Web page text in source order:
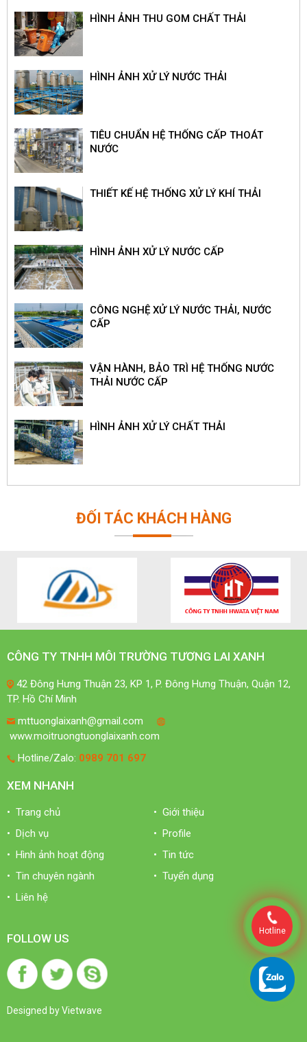
HÌNH ẢNH THU GOM CHẤT THẢI
HÌNH ẢNH XỬ LÝ NƯỚC THẢI
TIÊU CHUẨN HỆ THỐNG CẤP THOÁT
NƯỚC
THIẾT KẾ HỆ THỐNG XỬ LÝ KHÍ THẢI
HÌNH ẢNH XỬ LÝ NƯỚC CẤP
CÔNG NGHỆ XỬ LÝ NƯỚC THẢI, NƯỚC
CẤP
VẬN HÀNH, BẢO TRÌ HỆ THỐNG NƯỚC
THẢI NƯỚC CẤP
HÌNH ẢNH XỬ LÝ CHẤT THẢI
ĐỐI TÁC KHÁCH HÀNG
CÔNG TY TNHH MÔI TRƯỜNG TƯƠNG LAI XANH
42 Đông Hưng Thuận 23, KP 1, P. Đông Hưng Thuận, Quận 12,
TP. Hồ Chí Minh
mttuonglaixanh@gmail.com
www.moitruongtuonglaixanh.com
Hotline/Zalo: 0989 701 697
XEM NHANH
• Trang chủ
• Giới thiệu
• Dịch vụ
• Profile
• Hình ảnh hoạt động
• Tin tức
• Tin chuyên ngành
• Tuyển dụng
• Liên hệ
FOLLOW US
Designed byVietwave
Hotline